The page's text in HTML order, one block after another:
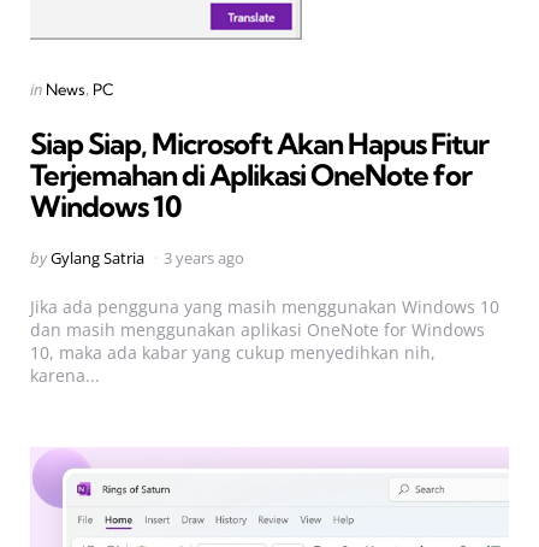
Categories
Posted
in News PC
Siap Siap, Microsoft Akan Hapus Fitur
Terjemahan di Aplikasi OneNote for
Windows 10
Posted
byGylang Satria 3 years ago
Jika ada pengguna yang masih menggunakan Windows 10
dan masih menggunakan aplikasi OneNote for Windows
10, maka ada kabar yang cukup menyedihkan nih,
karena...